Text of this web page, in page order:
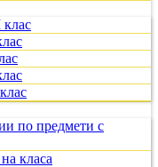
по предмети с
класа